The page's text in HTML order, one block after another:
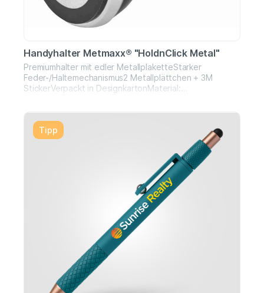
Handyhalter Metmaxx® "HoldnClick Metal"
Premiumhalter mit edler MetallplaketteStarker
Feder-/Haltemechanismus2 Metallplättchen + 3M
StickerVerpackt in DesignkartonMaterial:
Tipp